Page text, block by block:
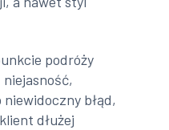
podróży
błąd,
dłużej